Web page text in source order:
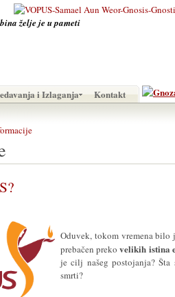
želje je u pameti
i Izlaganja Kontakt
Oduvek, tokom vremena
prebačen prekovelikih istina
je cilj našeg postojanja? Šta
smrti?